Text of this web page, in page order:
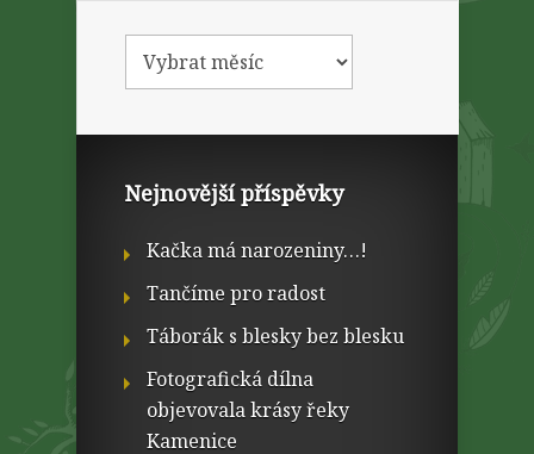
Nejnovější příspěvky
Kačka má narozeniny…!
Tančíme pro radost
Táborák s blesky bez blesku
Fotografická dílna
objevovala krásy řeky
Kamenice